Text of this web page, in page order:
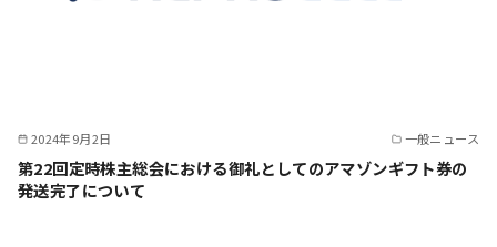
2024年9月2日 一般ニュース
第22回定時株主総会における御礼としてのアマゾンギフト券の
発送完了について